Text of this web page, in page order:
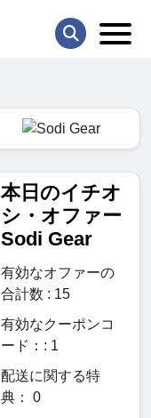
本日のイチオ
シ・オファー
Sodi Gear
有効なオファーの
合計数 : 15
有効なクーポンコ
ード：: 1
配送に関する特
典： 0